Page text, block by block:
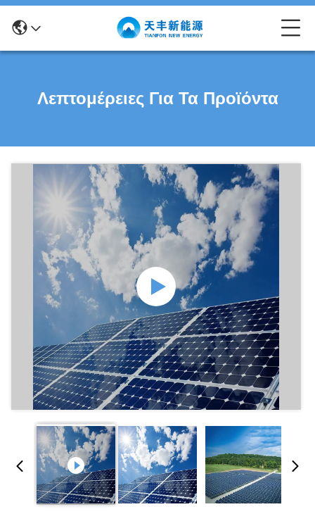
Λεπτομέρειες Για Τα Προϊόντα